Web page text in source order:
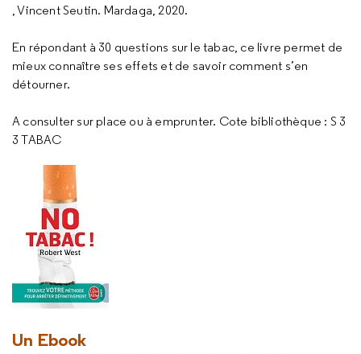
, Vincent Seutin. Mardaga, 2020.
En répondant à 30 questions sur le tabac, ce livre permet de
mieux connaître ses effets et de savoir comment s’en
détourner.
A consulter sur place ou à emprunter. Cote bibliothèque : S 3
3 TABAC
Un Ebook